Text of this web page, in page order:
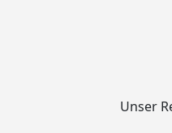
Unser